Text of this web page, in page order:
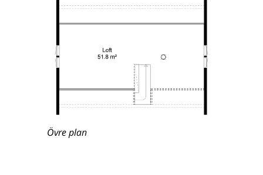
Övre plan